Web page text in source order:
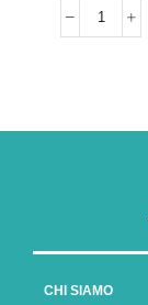
CHI SIAMO